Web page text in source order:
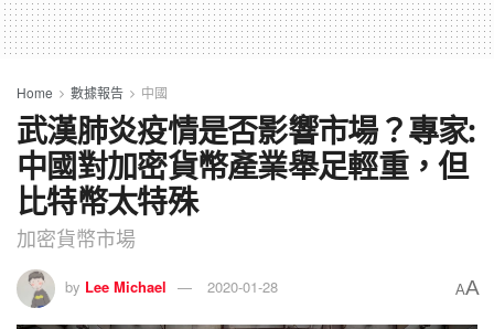
Home 數據報告 中國
武漢肺炎疫情是否影響市場？專家:
中國對加密貨幣產業舉足輕重，但
比特幣太特殊
加密貨幣市場
by Lee Michael 2020-01-28 AA